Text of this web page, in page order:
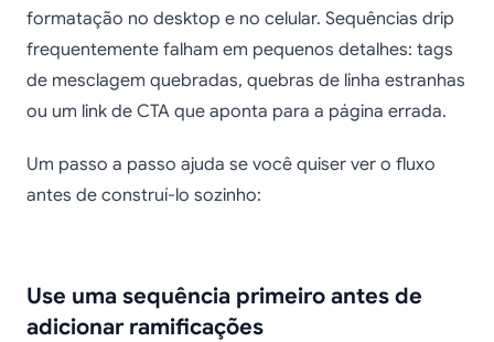
formatação no desktop e no celular. Sequências drip
frequentemente falham em pequenos detalhes: tags
de mesclagem quebradas, quebras de linha estranhas
ou um link de CTA que aponta para a página errada.
Um passo a passo ajuda se você quiser ver o fluxo
antes de construí-lo sozinho:
Use uma sequência primeiro antes de
adicionar ramificações